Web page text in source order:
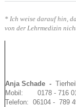
* Ich weise darauf hin,
von der Lehrmedizin
Anja Schade -
Mobil: 0178 - 716
Telefon: 06104 - 789